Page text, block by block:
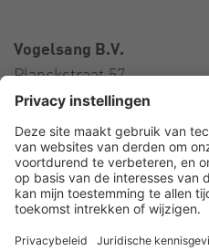
Vogelsang B.V.
Planckstraat 57
3316 GS Dordrecht
Nederland
Contact
Telefoon:+31 78 652 01 01